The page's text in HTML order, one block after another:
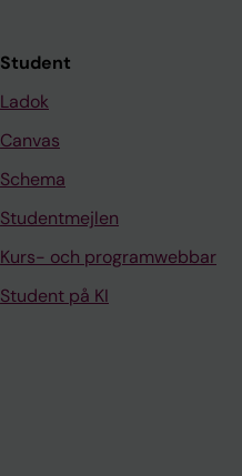
Student
Ladok
Canvas
Schema
Studentmejlen
Kurs- och programwebbar
Student på KI